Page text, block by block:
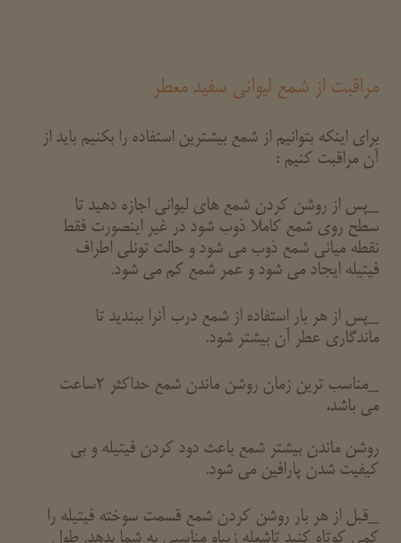
مراقبت از شمع لیوانی سفید معطر
برای اینکه بتوانیم از شمع بیشترین استفاده را بکنیم باید از
آن مراقبت کنیم :
_پس از روشن کردن شمع های لیوانی اجازه دهید تا
سطح روی شمع کاملا ذوب شود در غیر اینصورت فقط
نقطه میانی شمع ذوب می شود و حالت تونلی اطراف
فیتیله ایجاد می شود و عمر شمع کم می شود.
_پس از هر بار استفاده از شمع درب آنرا ببندید تا
ماندگاری عطر آن بیشتر شود.
_مناسب ترین زمان روشن ماندن شمع حداکثر 2ساعت
می باشد،
روشن ماندن بیشتر شمع باعث دود کردن فیتیله و بی
کیفیت شدن پارافین می شود.
_قبل از هر بار روشن کردن شمع قسمت سوخته فیتیله را
کمی کوتاه کنید تاشعله زیباو مناسبی به شما بدهد. طول